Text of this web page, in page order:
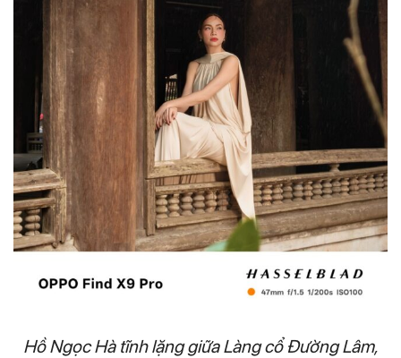
Hồ Ngọc Hà tĩnh lặng giữa Làng cổ Đường Lâm,